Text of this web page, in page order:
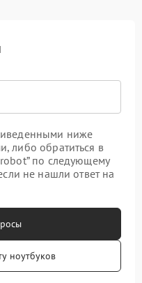
ниже
либо обратиться в
по следующему
не нашли ответ на
ноутбуков